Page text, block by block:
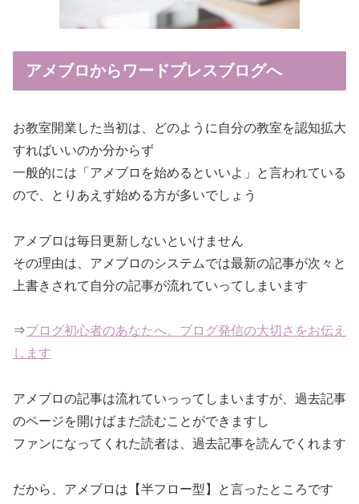
アメブロからワードプレスブログへ
お教室開業した当初は、どのように自分の教室を認知拡大
すればいいのか分からず
一般的には「アメブロを始めるといいよ」と言われている
ので、とりあえず始める方が多いでしょう
アメブロは毎日更新しないといけません
その理由は、アメブロのシステムでは最新の記事が次々と
上書きされて自分の記事が流れていってしまいます
⇒ブログ初心者のあなたへ。ブログ発信の大切さをお伝え
します
アメブロの記事は流れていっってしまいますが、過去記事
のページを開けばまだ読むことができますし
ファンになってくれた読者は、過去記事を読んでくれます
だから、アメブロは【半フロー型】と言ったところです